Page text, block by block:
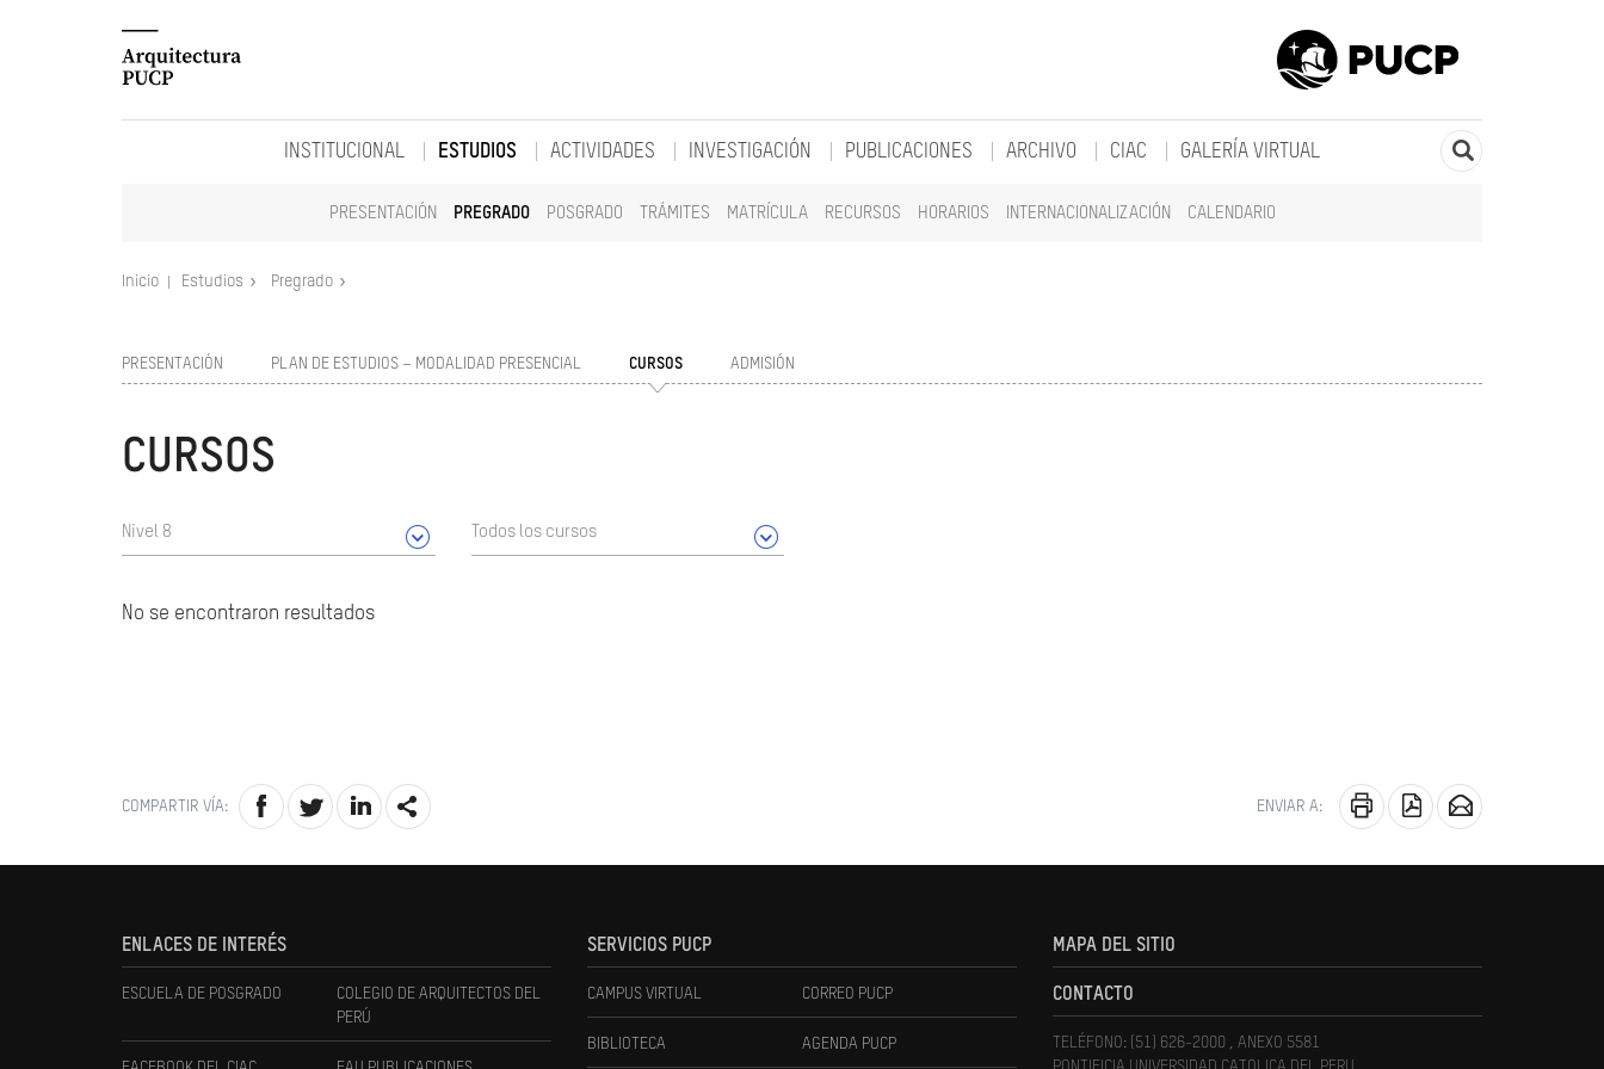
INSTITUCIONAL ESTUDIOS
PRESENTACIÓN PREGRADO POSGRADO TRÁMITES MATRÍCULA RECURSOS HORARIOS INTERNACIONALIZACIÓN CALENDARIO
ACTIVIDADES INVESTIGACIÓN PUBLICACIONES ARCHIVO CIAC GALERÍA VIRTUAL
Inicio Estudios Pregrado
PRESENTACIÓN PLAN DE ESTUDIOS – MODALIDAD PRESENCIAL CURSOS ADMISIÓN
CURSOS
Nivel 8 Todos los cursos
No se encontraron resultados
COMPARTIR VÍA: ENVIAR A:
ENLACES DE INTERÉS
ESCUELA DE POSGRADO
COLEGIO DE ARQUITECTOS DEL
PERÚ
SERVICIOS PUCP
CAMPUS VIRTUAL CORREO PUCP
BIBLIOTECA AGENDA PUCP
MAPA DEL SITIO
CONTACTO
TELÉFONO: (51) 626-2000 , ANEXO 5581